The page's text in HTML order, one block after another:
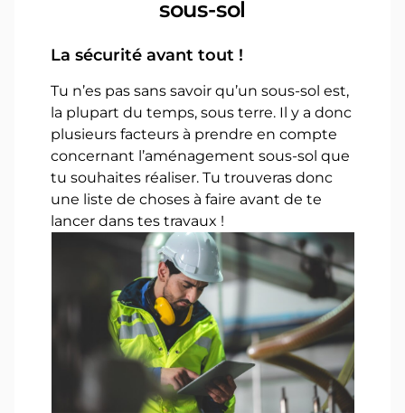
sous-sol
La sécurité avant tout !
Tu n’es pas sans savoir qu’un sous-sol est,
la plupart du temps, sous terre. Il y a donc
plusieurs facteurs à prendre en compte
concernant l’aménagement sous-sol que
tu souhaites réaliser. Tu trouveras donc
une liste de choses à faire avant de te
lancer dans tes travaux !